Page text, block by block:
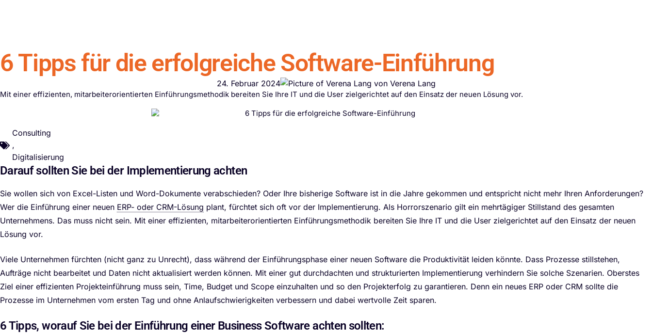
6 Tipps für die erfolgreiche Software-Einführung
24. Februar 2024 von Verena Lang
Mit einer effizienten, mitarbeiterorientierten Einführungsmethodik bereiten Sie Ihre IT und die User zielgerichtet auf den Einsatz der neuen Lösung vor.
Consulting
,
Digitalisierung
Darauf sollten Sie bei der Implementierung achten
Sie wollen sich von Excel-Listen und Word-Dokumente verabschieden? Oder Ihre bisherige Software ist in die Jahre gekommen und entspricht nicht mehr Ihren Anforderungen?
Wer die Einführung einer neuen ERP- oder CRM-Lösung plant, fürchtet sich oft vor der Implementierung. Als Horrorszenario gilt ein mehrtägiger Stillstand des gesamten
Unternehmens. Das muss nicht sein. Mit einer effizienten, mitarbeiterorientierten Einführungsmethodik bereiten Sie Ihre IT und die User zielgerichtet auf den Einsatz der neuen
Lösung vor.
Viele Unternehmen fürchten (nicht ganz zu Unrecht), dass während der Einführungsphase einer neuen Software die Produktivität leiden könnte. Dass Prozesse stillstehen,
Aufträge nicht bearbeitet und Daten nicht aktualisiert werden können. Mit einer gut durchdachten und strukturierten Implementierung verhindern Sie solche Szenarien. Oberstes
Ziel einer effizienten Projekteinführung muss sein, Time, Budget und Scope einzuhalten und so den Projekterfolg zu garantieren. Denn ein neues ERP oder CRM sollte die
Prozesse im Unternehmen vom ersten Tag und ohne Anlaufschwierigkeiten verbessern und dabei wertvolle Zeit sparen.
6 Tipps, worauf Sie bei der Einführung einer Business Software achten sollten: